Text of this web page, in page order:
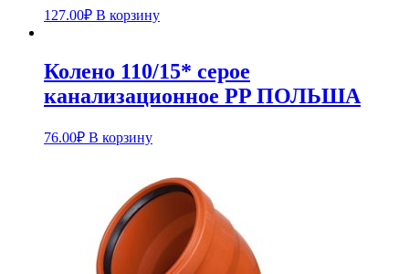
127.00₽ В корзину
Колено 110/15* серое
канализационное PP ПОЛЬША
76.00₽ В корзину